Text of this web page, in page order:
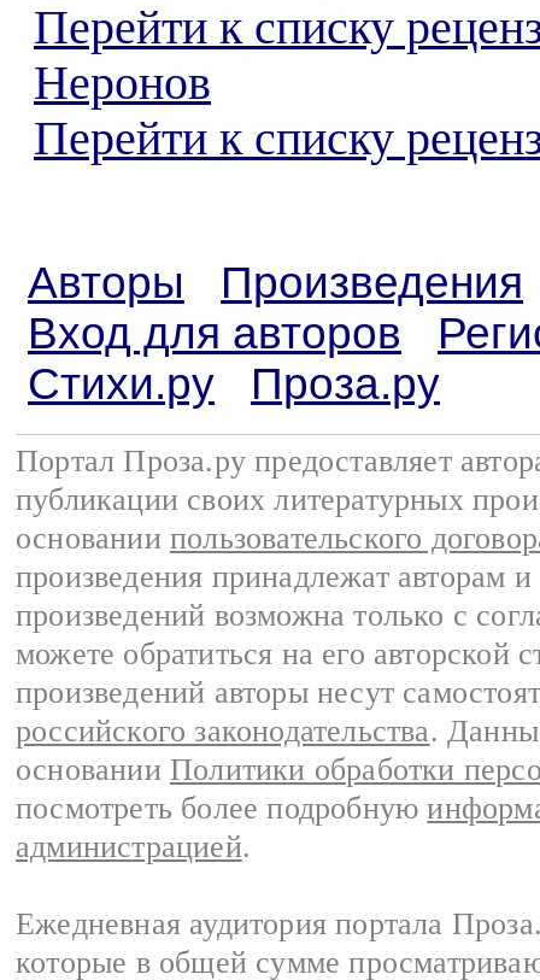
Перейти к списку
Неронов
Перейти к списку
Авторы
Произведения
Вход для авторов
Стихи.ру
Проза.ру
Портал Проза.ру предоставляет
публикации своих литературных
основании пользовательского
произведения принадлежат авторам
произведений возможна только с
можете обратиться на его авторской
произведений авторы несут
российского законодательства.
основании Политики обработки
посмотреть более подробную
администрацией.
Ежедневная аудитория портала
которые в общей сумме